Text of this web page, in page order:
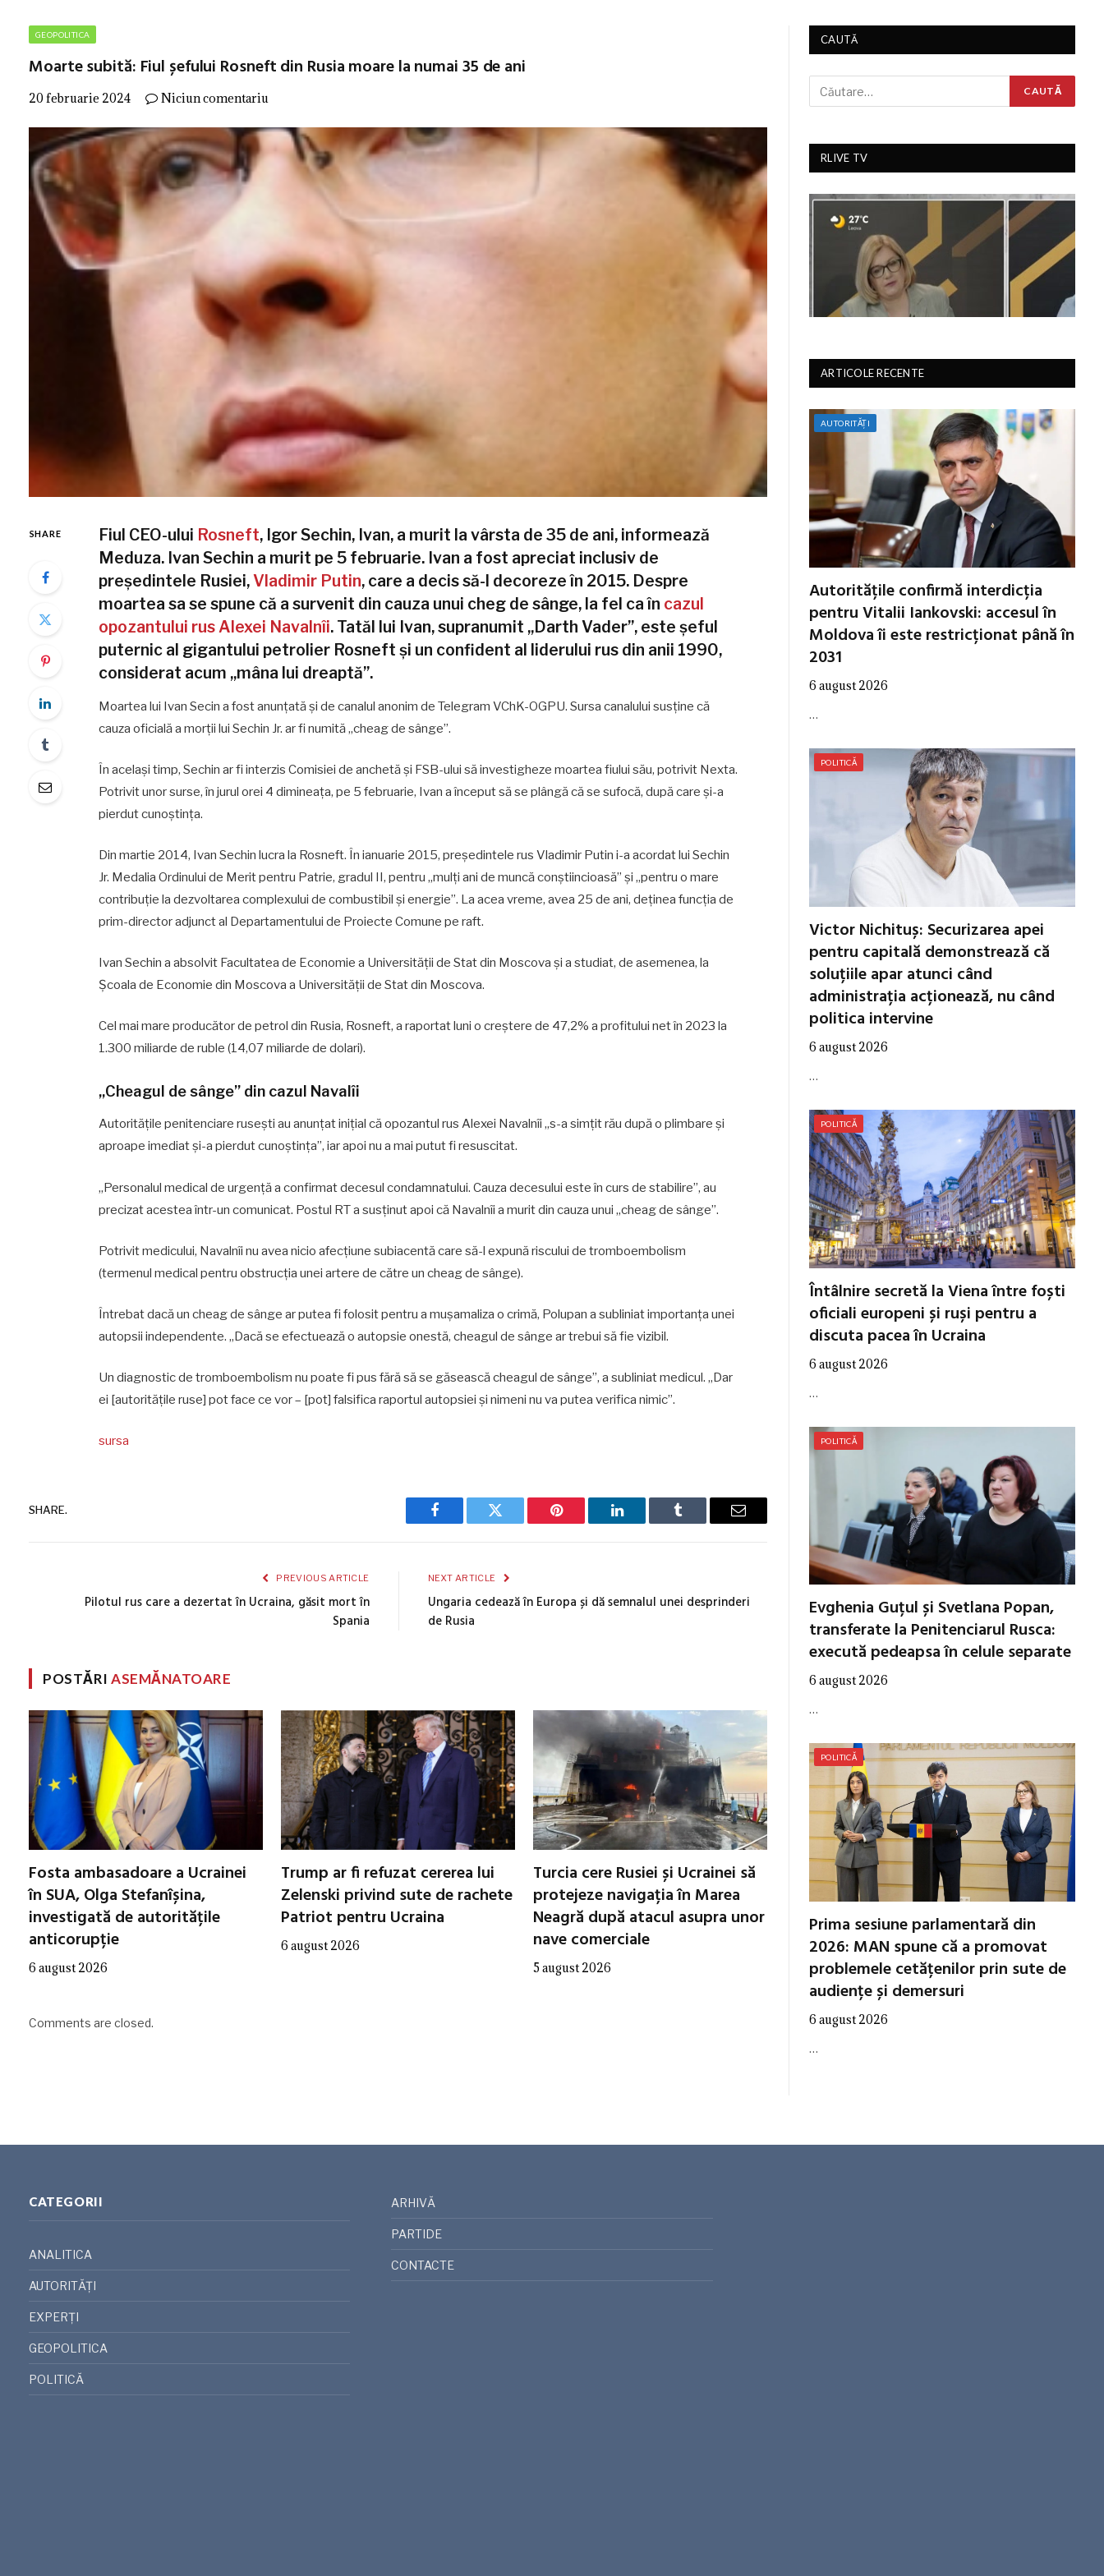
GEOPOLITICA
Moarte subită: Fiul șefului Rosneft din Rusia moare la numai 35 de ani
20 februarie 2024 Niciun comentariu
SHARE Fiul CEO-ului Rosneft, Igor Sechin, Ivan, a murit la vârsta de 35 de ani, informează
Meduza. Ivan Sechin a murit pe 5 februarie. Ivan a fost apreciat inclusiv de
președintele Rusiei,Vladimir Putin, care a decis să-l decoreze în 2015. Despre
moartea sa se spune că a survenit din cauza unui cheg de sânge, la fel ca în cazul
opozantului rus Alexei Navalnîi. Tatăl lui Ivan, supranumit „Darth Vader”, este șeful
puternic al gigantului petrolier Rosneft și un confident al liderului rus din anii 1990,
considerat acum „mâna lui dreaptă”.
Moartea lui Ivan Secin a fost anunțată și de canalul anonim de Telegram VChK-OGPU. Sursa canalului susține că
cauza oficială a morții lui Sechin Jr. ar fi numită „cheag de sânge”.
În același timp, Sechin ar fi interzis Comisiei de anchetă și FSB-ului să investigheze moartea fiului său, potrivit Nexta.
Potrivit unor surse, în jurul orei 4 dimineața, pe 5 februarie, Ivan a început să se plângă că se sufocă, după care și-a
pierdut cunoștința.
Din martie 2014, Ivan Sechin lucra la Rosneft. În ianuarie 2015, președintele rus Vladimir Putin i-a acordat lui Sechin
Jr. Medalia Ordinului de Merit pentru Patrie, gradul II, pentru „mulți ani de muncă conștiincioasă” și „pentru o mare
contribuție la dezvoltarea complexului de combustibil și energie”. La acea vreme, avea 25 de ani, deținea funcția de
prim-director adjunct al Departamentului de Proiecte Comune pe raft.
Ivan Sechin a absolvit Facultatea de Economie a Universității de Stat din Moscova și a studiat, de asemenea, la
Școala de Economie din Moscova a Universității de Stat din Moscova.
Cel mai mare producător de petrol din Rusia, Rosneft, a raportat luni o creştere de 47,2% a profitului net în 2023 la
1.300 miliarde de ruble (14,07 miliarde de dolari).
„Cheagul de sânge” din cazul Navalîi
Autoritățile penitenciare rusești au anunțat inițial că opozantul rus Alexei Navalnîi „s-a simțit rău după o plimbare și
aproape imediat și-a pierdut cunoștința”, iar apoi nu a mai putut fi resuscitat.
„Personalul medical de urgență a confirmat decesul condamnatului. Cauza decesului este în curs de stabilire”, au
precizat acestea într-un comunicat. Postul RT a susținut apoi că Navalnîi a murit din cauza unui „cheag de sânge”.
Potrivit medicului, Navalnîi nu avea nicio afecțiune subiacentă care să-l expună riscului de tromboembolism
(termenul medical pentru obstrucția unei artere de către un cheag de sânge).
Întrebat dacă un cheag de sânge ar putea fi folosit pentru a mușamaliza o crimă, Polupan a subliniat importanța unei
autopsii independente. „Dacă se efectuează o autopsie onestă, cheagul de sânge ar trebui să fie vizibil.
Un diagnostic de tromboembolism nu poate fi pus fără să se găsească cheagul de sânge”, a subliniat medicul. „Dar
ei [autoritățile ruse] pot face ce vor – [pot] falsifica raportul autopsiei și nimeni nu va putea verifica nimic”.
sursa
SHARE.
Facebook Twitter Pinterest LinkedIn Tumblr Email
PREVIOUS ARTICLE
Pilotul rus care a dezertat în Ucraina, găsit mort în
Spania
NEXT ARTICLE
Ungaria cedează în Europa și dă semnalul unei desprinderi
de Rusia
POSTĂRIASEMĂNATOARE
Fosta ambasadoare a Ucrainei
în SUA, Olga Stefanîșina,
investigată de autoritățile
anticorupție
6 august 2026
Trump ar fi refuzat cererea lui
Zelenski privind sute de rachete
Patriot pentru Ucraina
6 august 2026
Turcia cere Rusiei și Ucrainei să
protejeze navigația în Marea
Neagră după atacul asupra unor
nave comerciale
5 august 2026
Comments are closed.
CAUTĂ
RLIVE TV
ARTICOLE RECENTE
AUTORITĂȚI
Autoritățile confirmă interdicția
pentru Vitalii Iankovski: accesul în
Moldova îi este restricționat până în
2031
6 august 2026
…
POLITICĂ
Victor Nichituș: Securizarea apei
pentru capitală demonstrează că
soluțiile apar atunci când
administrația acționează, nu când
politica intervine
6 august 2026
…
POLITICĂ
Întâlnire secretă la Viena între foști
oficiali europeni și ruși pentru a
discuta pacea în Ucraina
6 august 2026
…
POLITICĂ
Evghenia Guțul și Svetlana Popan,
transferate la Penitenciarul Rusca:
execută pedeapsa în celule separate
6 august 2026
…
POLITICĂ
Prima sesiune parlamentară din
2026: MAN spune că a promovat
problemele cetățenilor prin sute de
audiențe și demersuri
6 august 2026
…
CATEGORII
ANALITICA
AUTORITĂȚI
EXPERȚI
GEOPOLITICA
POLITICĂ
ARHIVĂ
PARTIDE
CONTACTE